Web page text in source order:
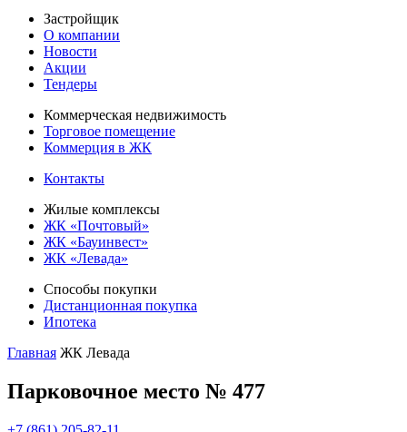
Застройщик
О компании
Новости
Акции
Тендеры
Коммерческая недвижимость
Торговое помещение
Коммерция в ЖК
Контакты
Жилые комплексы
ЖК «Почтовый»
ЖК «Бауинвест»
ЖК «Левада»
Способы покупки
Дистанционная покупка
Ипотека
Главная ЖК Левада
Парковочное место № 477